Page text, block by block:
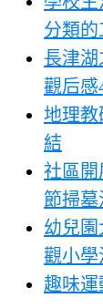
分類
長津
觀后感
地理教
結
社區開
節掃
幼兒
觀小學
趣味運